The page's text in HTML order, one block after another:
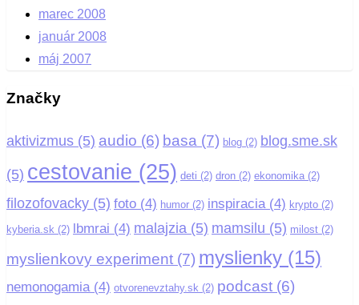
marec 2008
január 2008
máj 2007
Značky
aktivizmus (5) audio (6) basa (7) blog (2) blog.sme.sk
(5) cestovanie (25) deti (2) dron (2) ekonomika (2)
filozofovacky (5) foto (4) humor (2) inspiracia(4) krypto (2)
kyberia.sk (2) lbmrai (4) malajzia (5) mamsilu (5) milost (2)
myslienkovy experiment (7) myslienky (15)
nemonogamia(4) otvorenevztahy.sk (2) podcast (6)